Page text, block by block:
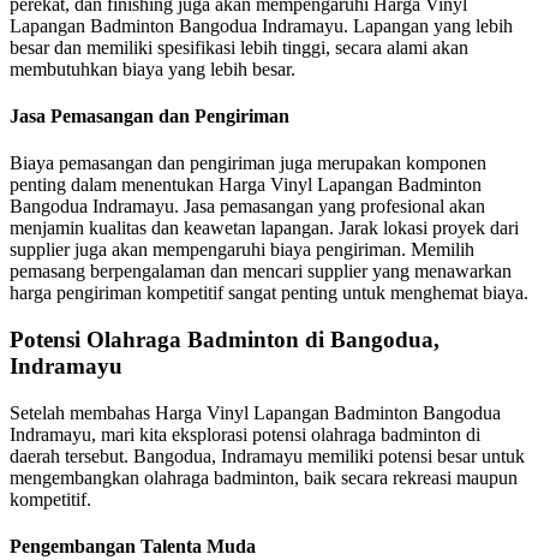
perekat, dan finishing juga akan mempengaruhi Harga Vinyl
Lapangan Badminton Bangodua Indramayu. Lapangan yang lebih
besar dan memiliki spesifikasi lebih tinggi, secara alami akan
membutuhkan biaya yang lebih besar.
Jasa Pemasangan dan Pengiriman
Biaya pemasangan dan pengiriman juga merupakan komponen
penting dalam menentukan Harga Vinyl Lapangan Badminton
Bangodua Indramayu. Jasa pemasangan yang profesional akan
menjamin kualitas dan keawetan lapangan. Jarak lokasi proyek dari
supplier juga akan mempengaruhi biaya pengiriman. Memilih
pemasang berpengalaman dan mencari supplier yang menawarkan
harga pengiriman kompetitif sangat penting untuk menghemat biaya.
Potensi Olahraga Badminton di Bangodua,
Indramayu
Setelah membahas Harga Vinyl Lapangan Badminton Bangodua
Indramayu, mari kita eksplorasi potensi olahraga badminton di
daerah tersebut. Bangodua, Indramayu memiliki potensi besar untuk
mengembangkan olahraga badminton, baik secara rekreasi maupun
kompetitif.
Pengembangan Talenta Muda